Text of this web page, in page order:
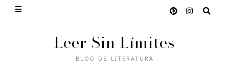
Leer Sin Límites
BLOG DE LITERATURA